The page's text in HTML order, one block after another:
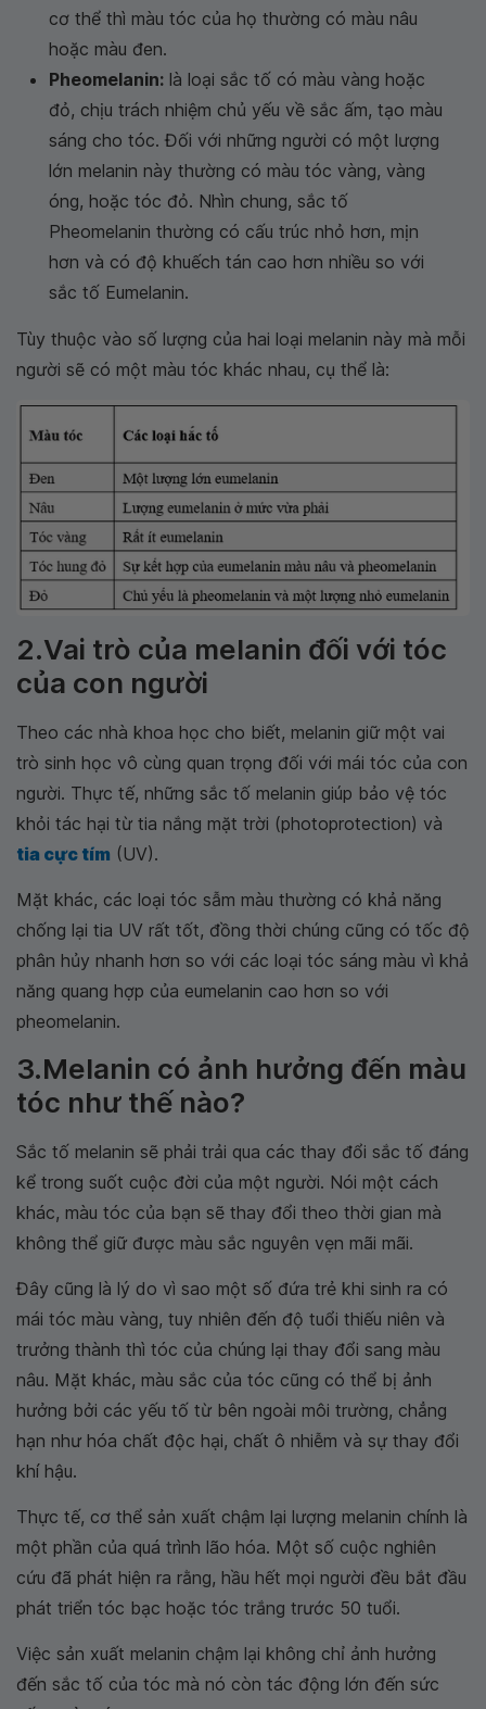
cơ thể thì màu tóc của họ thường có màu nâu
hoặc màu đen.
Pheomelanin: là loại sắc tố có màu vàng hoặc
đỏ, chịu trách nhiệm chủ yếu về sắc ấm, tạo màu
sáng cho tóc. Đối với những người có một lượng
lớn melanin này thường có màu tóc vàng, vàng
óng, hoặc tóc đỏ. Nhìn chung, sắc tố
Pheomelanin thường có cấu trúc nhỏ hơn, mịn
hơn và có độ khuếch tán cao hơn nhiều so với
sắc tố Eumelanin.
Tùy thuộc vào số lượng của hai loại melanin này mà mỗi
người sẽ có một màu tóc khác nhau, cụ thể là:
2.Vai trò của melanin đối với tóc
của con người
Theo các nhà khoa học cho biết, melanin giữ một vai
trò sinh học vô cùng quan trọng đối với mái tóc của con
người. Thực tế, những sắc tố melanin giúp bảo vệ tóc
khỏi tác hại từ tia nắng mặt trời (photoprotection) và
tia cực tím (UV).
Mặt khác, các loại tóc sẫm màu thường có khả năng
chống lại tia UV rất tốt, đồng thời chúng cũng có tốc độ
phân hủy nhanh hơn so với các loại tóc sáng màu vì khả
năng quang hợp của eumelanin cao hơn so với
pheomelanin.
3.Melanin có ảnh hưởng đến màu
tóc như thế nào?
Sắc tố melanin sẽ phải trải qua các thay đổi sắc tố đáng
kể trong suốt cuộc đời của một người. Nói một cách
khác, màu tóc của bạn sẽ thay đổi theo thời gian mà
không thể giữ được màu sắc nguyên vẹn mãi mãi.
Đây cũng là lý do vì sao một số đứa trẻ khi sinh ra có
mái tóc màu vàng, tuy nhiên đến độ tuổi thiếu niên và
trưởng thành thì tóc của chúng lại thay đổi sang màu
nâu. Mặt khác, màu sắc của tóc cũng có thể bị ảnh
hưởng bởi các yếu tố từ bên ngoài môi trường, chẳng
hạn như hóa chất độc hại, chất ô nhiễm và sự thay đổi
khí hậu.
Thực tế, cơ thể sản xuất chậm lại lượng melanin chính là
một phần của quá trình lão hóa. Một số cuộc nghiên
cứu đã phát hiện ra rằng, hầu hết mọi người đều bắt đầu
phát triển tóc bạc hoặc tóc trắng trước 50 tuổi.
Việc sản xuất melanin chậm lại không chỉ ảnh hưởng
đến sắc tố của tóc mà nó còn tác động lớn đến sức